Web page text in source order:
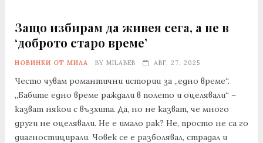
Защо избирам да живея сега, а не в
‘доброто старо време’
НОВИНКИ ОТ МИЛА BY MILABEB АВГ. 27, 2025
Често чувам романтични истории за „едно време“.
„Бабите едно време раждали в полето и оцелявали“ –
казват някои с възхита. Да, но не казват, че много
други не оцелявали. Не е имало рак? Не, просто не са го
диагностицирали. Човек се е разболявал, страдал и